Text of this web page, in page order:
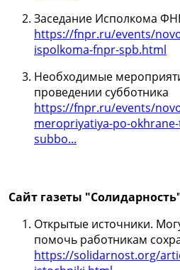
Заседание Исполкома
https://fnpr.ru/events/
ispolkoma-fnpr-spb.html
Необходимые
проведении субботника
https://fnpr.ru/events/
meropriyatiya-po-
subbo...
Сайт газеты
Открытые источники.
помочь работникам
https://solidarnost.org/